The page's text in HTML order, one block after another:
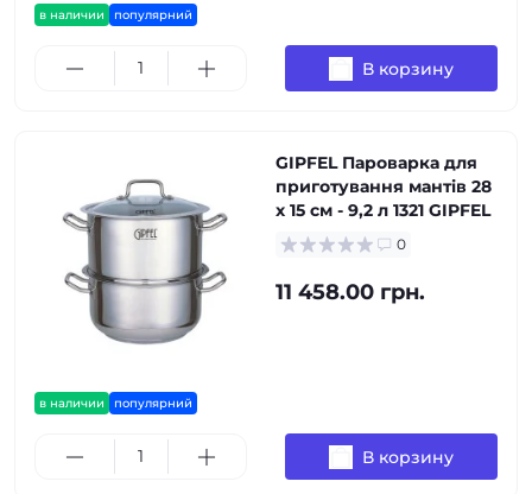
в наличии популярний
В корзину
в наличии популярний
GIPFEL Пароварка для
приготування мантів 28
х 15 см - 9,2 л 1321 GIPFEL
0
11 458.00 грн.
В корзину